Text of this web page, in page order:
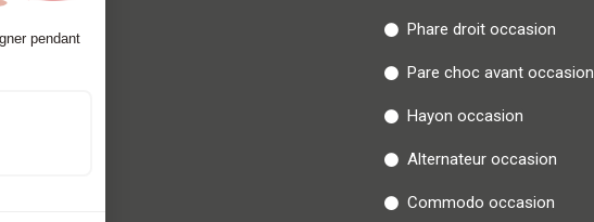
Phare droit occasion
Pare choc avant occasion
Hayon occasion
Alternateur occasion
Commodo occasion